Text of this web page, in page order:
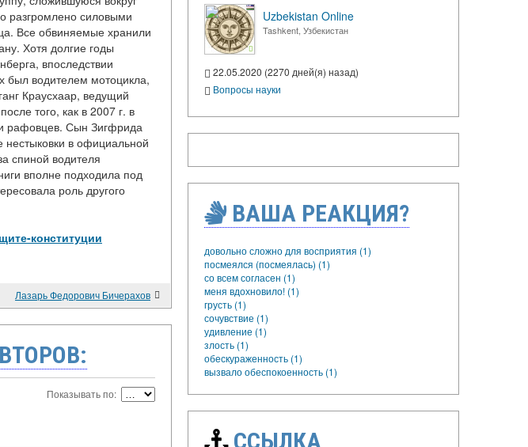
разгромлено силовыми
Все обвиняемые хранили
Хотя долгие годы
впоследствии
был водителем мотоцикла,
Краусхаар, ведущий
того, как в 2007 г. в
рафовцев. Сын Зигфрида
нестыковки в официальной
спиной водителя
вполне подходила под
роль другого
конституции
Лазарь Федорович Бичерахов
Показывать по:
Uzbekistan Online
Tashkent, Узбекистан
22.05.2020 (2270 дней(я) назад)
Вопросы науки
ВАША РЕАКЦИЯ?
довольно сложно для восприятия (1)
посмеялся (посмеялась) (1)
со всем согласен (1)
меня вдохновило! (1)
грусть (1)
сочувствие (1)
удивление (1)
злость (1)
обескураженность (1)
вызвало обеспокоенность (1)
ССЫЛКА